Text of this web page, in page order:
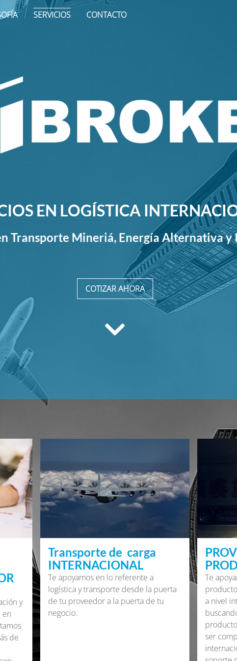
SERVICIOS CONTACTO
EN LOGÍSTICA
Transporte Mineriá, Energía Alternativa
COTIZAR AHORA
y
en
de
Transporte de carga
INTERNACIONAL
Te apoyamos en lo referente a
logística y transporte desde la puerta
de tu proveedor a la puerta de tu
negocio.
Te
a nivel
ser